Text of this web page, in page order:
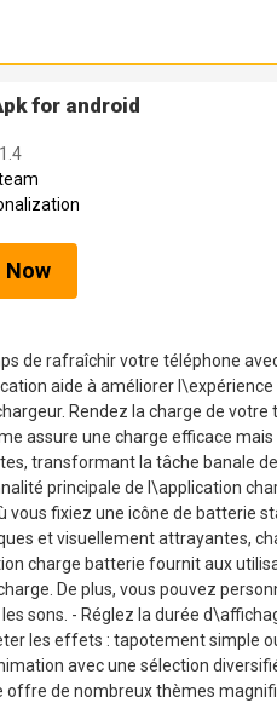
for android
Now
de rafraîchir votre téléphone
aide à améliorer l\expérience
Rendez la charge de
assure une charge efficace
transformant la tâche banale
principale de l\application
vous fixiez une icône de batterie
et visuellement attrayantes,
charge batterie fournit aux
De plus, vous pouvez
sons. - Réglez la durée
les effets : tapotement simple
avec une sélection
de nombreux thèmes